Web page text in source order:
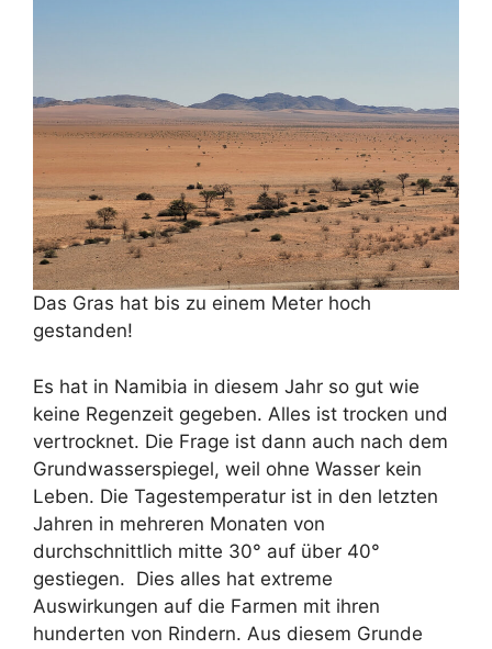
Das Gras hat bis zu einem Meter hoch
gestanden!
Es hat in Namibia in diesem Jahr so gut wie
keine Regenzeit gegeben. Alles ist trocken und
vertrocknet. Die Frage ist dann auch nach dem
Grundwasserspiegel, weil ohne Wasser kein
Leben. Die Tagestemperatur ist in den letzten
Jahren in mehreren Monaten von
durchschnittlich mitte 30° auf über 40°
gestiegen. Dies alles hat extreme
Auswirkungen auf die Farmen mit ihren
hunderten von Rindern. Aus diesem Grunde